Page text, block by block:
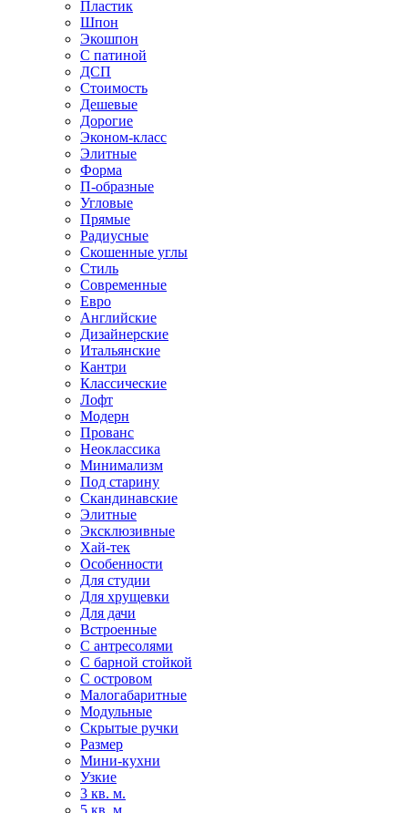
Пластик
Шпон
Экошпон
С патиной
ДСП
Стоимость
Дешевые
Дорогие
Эконом-класс
Элитные
Форма
П-образные
Угловые
Прямые
Радиусные
Скошенные углы
Стиль
Современные
Евро
Английские
Дизайнерские
Итальянские
Кантри
Классические
Лофт
Модерн
Прованс
Неоклассика
Минимализм
Под старину
Скандинавские
Элитные
Эксклюзивные
Хай-тек
Особенности
Для студии
Для хрущевки
Для дачи
Встроенные
С антресолями
С барной стойкой
С островом
Малогабаритные
Модульные
Скрытые ручки
Размер
Мини-кухни
Узкие
3 кв. м.
5 кв. м.